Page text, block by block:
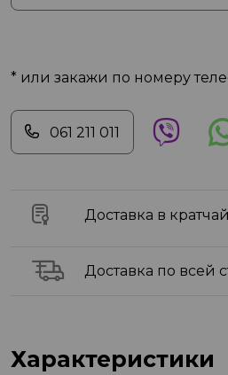
* или закажи по номеру
061 211 011
Доставка в
Доставка по всей
Характеристики